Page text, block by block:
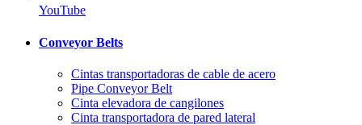
YouTube
Conveyor Belts
Cintas transportadoras de cable de acero
Pipe Conveyor Belt
Cinta elevadora de cangilones
Cinta transportadora de pared lateral